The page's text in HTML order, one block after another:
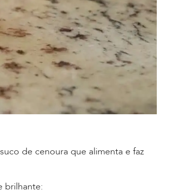
de cenoura que alimenta e faz
brilhante: